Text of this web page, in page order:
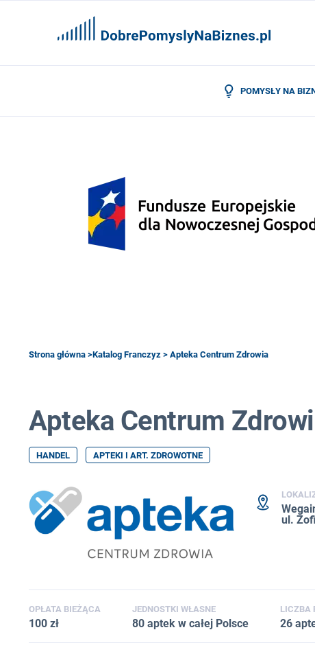
POMYSŁY NA
Strona główna >Katalog Franczyz > Apteka Centrum Zdrowia
Apteka Centrum
HANDEL APTEKI I ART. ZDROWOTNE
ul.
OPŁATA BIEŻĄCA
100 zł
JEDNOSTKI WŁASNE
80 aptek w całej Polsce
LICZBA
26